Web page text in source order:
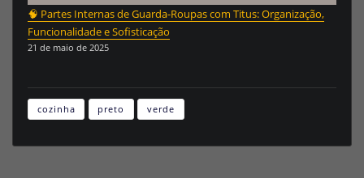
🧠 Partes Internas de Guarda-Roupas com Titus: Organização,
Funcionalidade e Sofisticação
21 de maio de 2025
cozinha preto verde